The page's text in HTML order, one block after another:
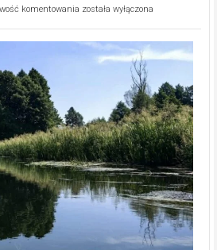
komentowania Ekologiczne
kamerą
wśród
została wyłączona